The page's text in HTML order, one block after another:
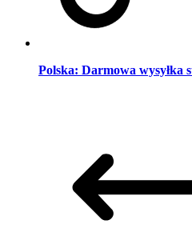
Polska: Darmowa wysyłka